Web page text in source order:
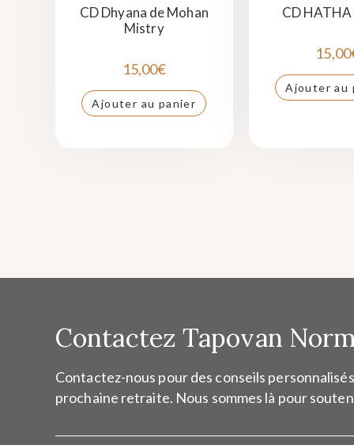
CD Dhyana de Mohan
Mistry
15,00€
Ajouter au panier
CD
15,00
Ajouter au
Contactez Tapovan
Contactez-nous pour des conseils
prochaine retraite. Nous sommes là pour